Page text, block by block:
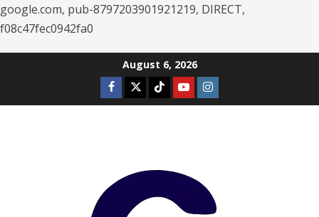
google.com, pub-8797203901921219, DIRECT,
f08c47fec0942fa0
August 6, 2026
Facebook
TwitterTiktokYoutubeInstagram